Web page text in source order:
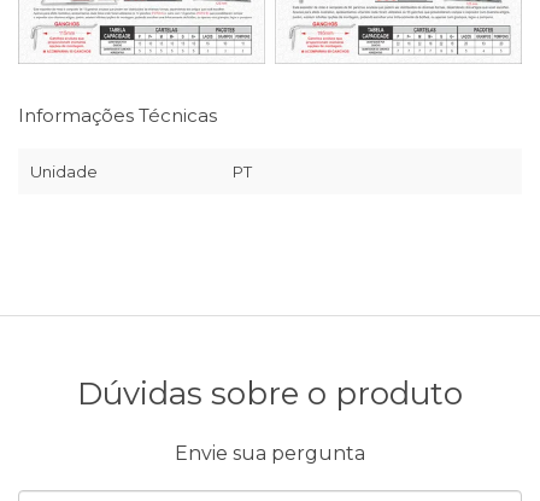
Informações Técnicas
Unidade PT
Dúvidas sobre o produto
Envie sua pergunta